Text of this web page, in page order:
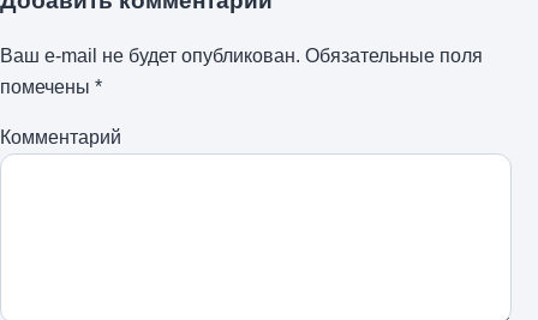
Ваш e-mail не будет опубликован. Обязательные поля
помечены *
Комментарий